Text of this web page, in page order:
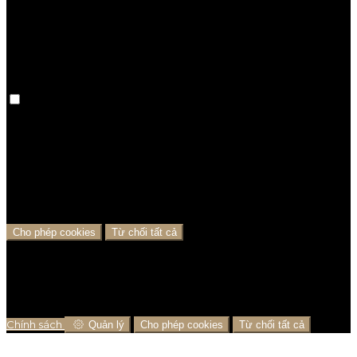
Cho phép cookies Từ chối tất cả
Chính sách Quản lý Cho phép cookies Từ chối tất cả